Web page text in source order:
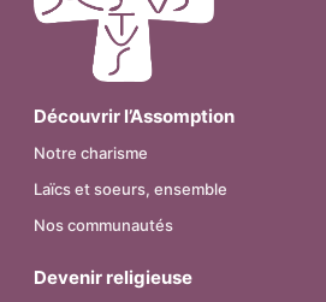
Découvrir l’Assomption
Notre charisme
Laïcs et soeurs, ensemble
Nos communautés
Devenir religieuse